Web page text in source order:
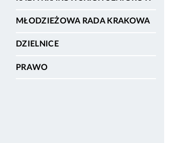
MŁODZIEŻOWA RADA KRAKOWA
DZIELNICE
PRAWO